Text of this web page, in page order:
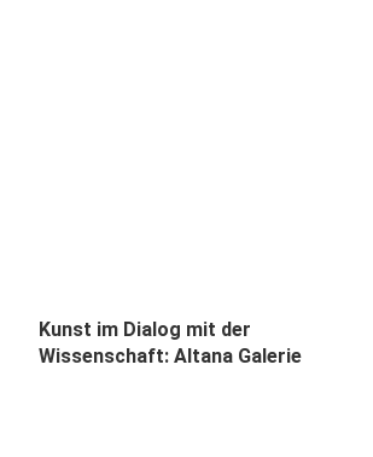
Kunst im Dialog mit der
Wissenschaft: Altana Galerie